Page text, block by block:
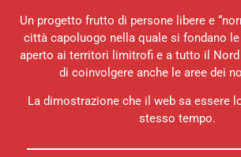
Un progetto frutto di persone libere e
città capoluogo nella quale si fondano
aperto ai territori limitrofi e a tutto il
di coinvolgere anche le aree dei
La dimostrazione che il web sa essere
stesso tempo.